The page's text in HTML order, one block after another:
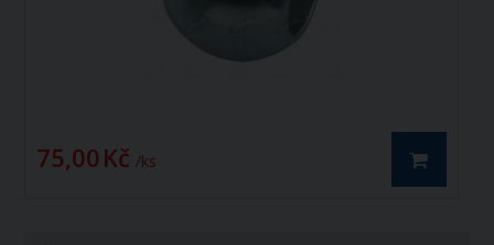
75,00 Kč / ks